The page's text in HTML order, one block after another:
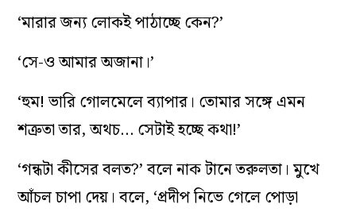
‘মারার জন্য লোকই পাঠাচ্ছে কেন?’
‘সে-ও আমার অজানা।’
‘হুম! ভারি গোলমেলে ব্যাপার। তোমার সঙ্গে এমন
শত্রুতা তার, অথচ… সেটাই হচ্ছে কথা!’
‘গন্ধটা কীসের বলত?’ বলে নাক টানে তরুলতা। মুখে
আঁচল চাপা দেয়। বলে, ‘প্রদীপ নিভে গেলে পোড়া